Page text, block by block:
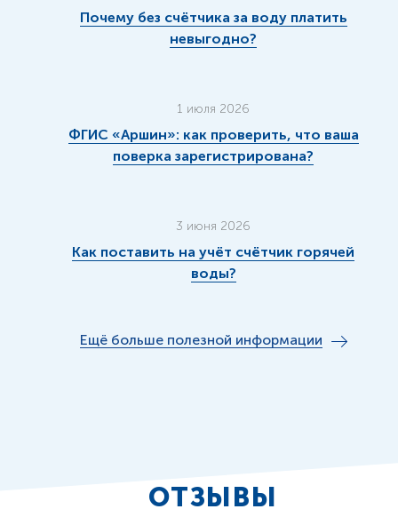
Почему без счётчика за воду платить
невыгодно?
1 июля 2026
ФГИС «Аршин»: как проверить, что ваша
поверка зарегистрирована?
3 июня 2026
Как поставить на учёт счётчик горячей
воды?
Ещё больше полезной информации
ОТЗЫВЫ